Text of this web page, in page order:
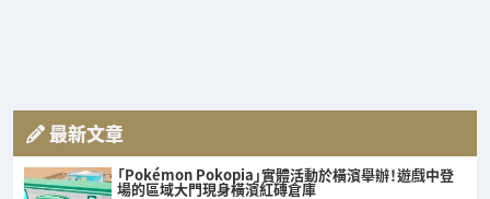
最新文章
「Pokémon Pokopia」實體活動於橫濱舉辦！遊戲中登
場的區域大門現身橫濱紅磚倉庫